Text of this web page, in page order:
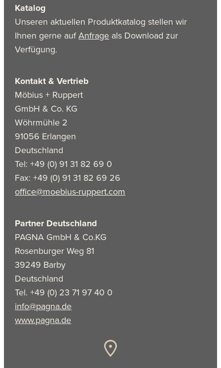
Katalog
Unseren aktuellen Produktkatalog stellen wir
Ihnen gerne aufAnfrage als Download zur
Verfügung.
Kontakt & Vertrieb
Möbius + Ruppert
GmbH & Co. KG
Wöhrmühle 2
91056 Erlangen
Deutschland
Tel: +49 (0) 91 31 82 69 0
Fax: +49 (0) 91 31 82 69 26
office@moebius-ruppert.com
Partner Deutschland
PAGNA GmbH & Co.KG
Rosenburger Weg 81
39249 Barby
Deutschland
Tel. +49 (0) 23 71 97 40 0
info@pagna.de
www.pagna.de